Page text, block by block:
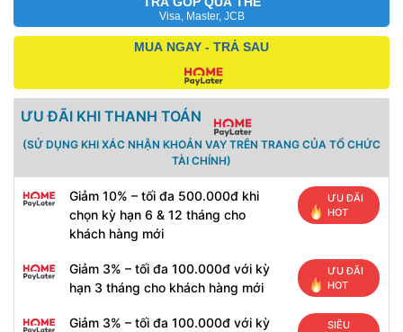
Visa, Master, JCB
MUA NGAY - TRẢ SAU
ƯU ĐÃI KHI THANH TOÁN
(SỬ DỤNG KHI XÁC NHẬN KHOẢN VAY TRÊN TRANG CỦA TỔ CHỨC
TÀI CHÍNH)
Giảm 10% – tối đa 500.000đ khi
chọn kỳ hạn 6 & 12 tháng cho
khách hàng mới
ƯU ĐÃI
HOT
Giảm 3% – tối đa 100.000đ với kỳ
hạn 3 tháng cho khách hàng mới
ƯU ĐÃI
HOT
Giảm 3% – tối đa 100.000đ với kỳ
SIÊU